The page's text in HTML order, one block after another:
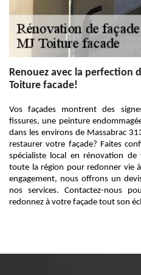
Renouez avec la perfection
Toiture facade!
Vos façades montrent des
fissures, une peinture
dans les environs de Massabrac
restaurer votre façade? Faites
spécialiste local en rénovation
toute la région pour redonner vie
engagement, nous offrons un
nos services. Contactez-nous
redonnez à votre façade tout son